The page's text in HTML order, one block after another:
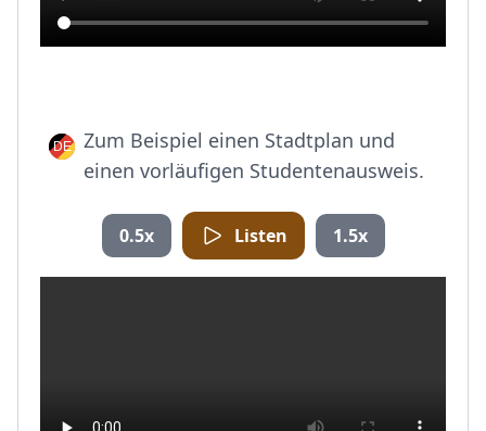
Zum Beispiel einen Stadtplan und
einen vorläufigen Studentenausweis.
0.5x Listen 1.5x